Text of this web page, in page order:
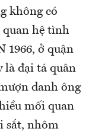
không có
quan hệ tình
1966, ở quận
là đại tá quân
danh ông
mối quan
sắt, nhôm